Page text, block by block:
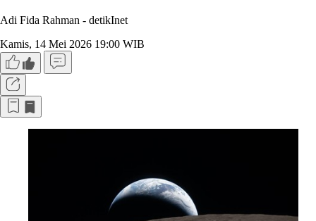
Adi Fida Rahman - detikInet
Kamis, 14 Mei 2026 19:00 WIB